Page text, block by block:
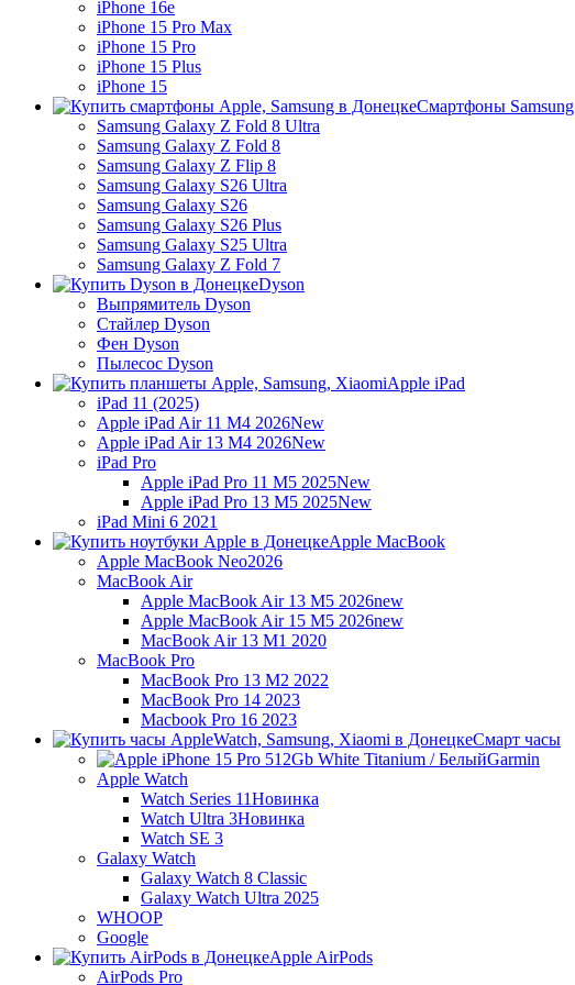
iPhone 16e
iPhone 15 Pro Max
iPhone 15 Pro
iPhone 15 Plus
iPhone 15
Смартфоны Samsung
Samsung Galaxy Z Fold 8 Ultra
Samsung Galaxy Z Fold 8
Samsung Galaxy Z Flip 8
Samsung Galaxy S26 Ultra
Samsung Galaxy S26
Samsung Galaxy S26 Plus
Samsung Galaxy S25 Ultra
Samsung Galaxy Z Fold 7
Dyson
Выпрямитель Dyson
Стайлер Dyson
Фен Dyson
Пылесос Dyson
Apple iPad
iPad 11 (2025)
Apple iPad Air 11 M4 2026New
Apple iPad Air 13 M4 2026New
iPad Pro
Apple iPad Pro 11 M5 2025New
Apple iPad Pro 13 M5 2025New
iPad Mini 6 2021
Apple MacBook
Apple MacBook Neo2026
MacBook Air
Apple MacBook Air 13 M5 2026new
Apple MacBook Air 15 M5 2026new
MacBook Air 13 M1 2020
MacBook Pro
MacBook Pro 13 M2 2022
MacBook Pro 14 2023
Macbook Pro 16 2023
Смарт часы
Garmin
Apple Watch
Watch Series 11Новинка
Watch Ultra 3Новинка
Watch SE 3
Galaxy Watch
Galaxy Watch 8 Classic
Galaxy Watch Ultra 2025
WHOOP
Google
Apple AirPods
AirPods Pro